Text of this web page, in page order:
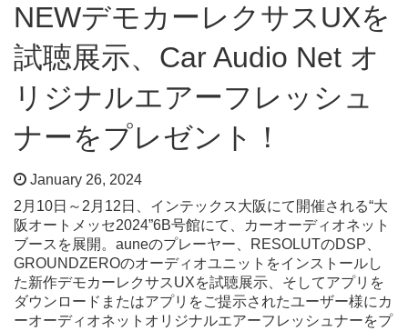
NEWデモカーレクサスUXを
試聴展示、Car Audio Net オ
リジナルエアーフレッシュ
ナーをプレゼント！
January 26, 2024
2月10日～2月12日、インテックス大阪にて開催される“大
阪オートメッセ2024”6B号館にて、カーオーディオネット
ブースを展開。auneのプレーヤー、RESOLUTのDSP、
GROUNDZEROのオーディオユニットをインストールし
た新作デモカーレクサスUXを試聴展示、そしてアプリを
ダウンロードまたはアプリをご提示されたユーザー様にカ
ーオーディオネットオリジナルエアーフレッシュナーをプ